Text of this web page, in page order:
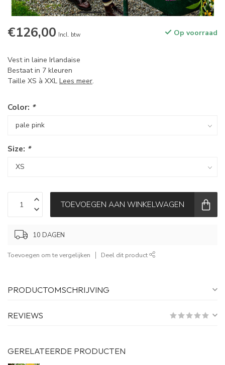
€126,00 Incl. btw Op voorraad
Vest in laine Irlandaise
Bestaat in 7 kleuren
Taille XS à XXL Lees meer.
Color: *
Size: *
TOEVOEGEN AAN WINKELWAGEN
10 DAGEN
Toevoegen om te vergelijken Deel dit product
PRODUCTOMSCHRIJVING
REVIEWS
GERELATEERDE PRODUCTEN